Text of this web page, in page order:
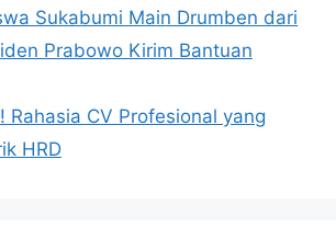
Sukabumi Main Drumben dari
Prabowo Kirim Bantuan
Rahasia CV Profesional yang
HRD